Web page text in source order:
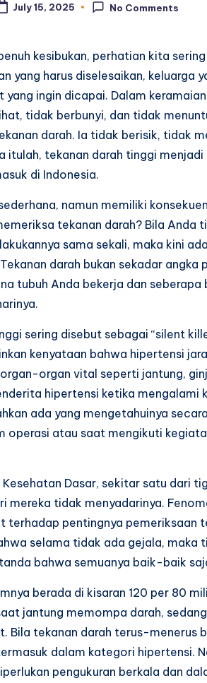
July 15, 2025 No Comments
kesibukan, perhatian kita
yang harus diselesaikan, keluarga
ingin dicapai. Dalam
tidak berbunyi, dan tidak
darah. Ia tidak berisik, tidak
itulah, tekanan darah tinggi
di Indonesia.
namun memiliki
tekanan darah? Bila Anda
sama sekali, maka kini
darah bukan sekadar angka
tubuh Anda bekerja dan seberapa
sering disebut sebagai “silent
kenyataan bahwa hipertensi
organ vital seperti jantung,
hipertensi ketika mengalami
ada yang mengetahuinya
operasi atau saat mengikuti
Dasar, sekitar satu dari
mereka tidak menyadarinya.
terhadap pentingnya pemeriksaan
selama tidak ada gejala, maka
bahwa semuanya baik-baik
berada di kisaran 120 per 80
jantung memompa darah,
Bila tekanan darah terus-menerus
dalam kategori hipertensi.
pengukuran berkala dan